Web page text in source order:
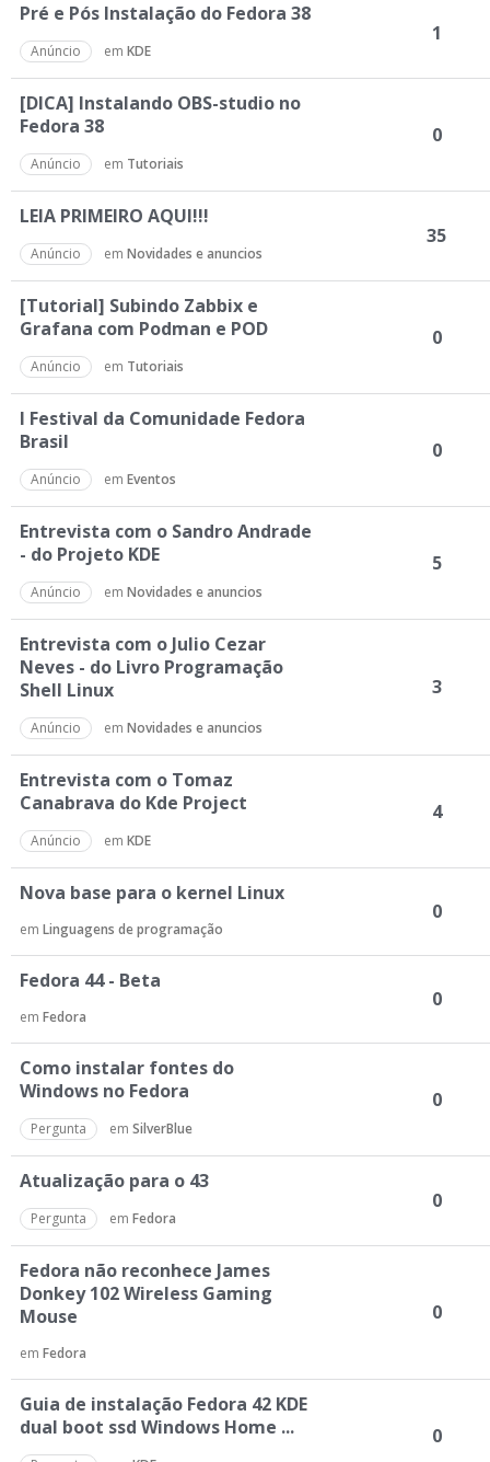
Pré e Pós Instalação do Fedora 38
Anúncio em KDE
1
[DICA] Instalando OBS-studio no
Fedora 38
Anúncio em Tutoriais
0
LEIA PRIMEIRO AQUI!!!
Anúncio em Novidades e anuncios
35
[Tutorial] Subindo Zabbix e
Grafana com Podman e POD
Anúncio em Tutoriais
0
I Festival da Comunidade Fedora
Brasil
Anúncio em Eventos
0
Entrevista com o Sandro Andrade
- do Projeto KDE
Anúncio em Novidades e anuncios
5
Entrevista com o Julio Cezar
Neves - do Livro Programação
Shell Linux
Anúncio em Novidades e anuncios
3
Entrevista com o Tomaz
Canabrava do Kde Project
Anúncio em KDE
4
Nova base para o kernel Linux
em Linguagens de programação
0
Fedora 44 - Beta
em Fedora
0
Como instalar fontes do
Windows no Fedora
Pergunta em SilverBlue
0
Atualização para o 43
Pergunta em Fedora
0
Fedora não reconhece James
Donkey 102 Wireless Gaming
Mouse
em Fedora
0
Guia de instalação Fedora 42 KDE
dual boot ssd Windows Home ...
0